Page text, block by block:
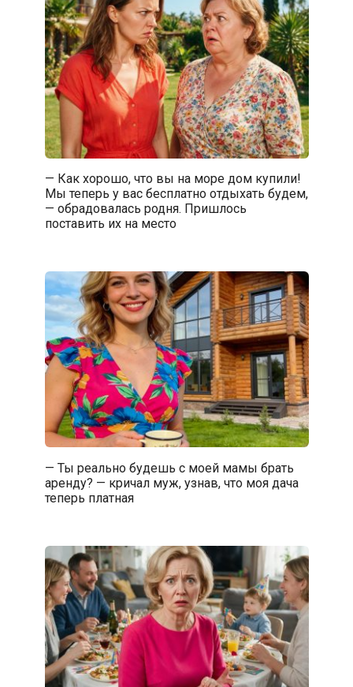
— Как хорошо, что вы на море дом купили!
Мы теперь у вас бесплатно отдыхать будем,
— обрадовалась родня. Пришлось
поставить их на место
— Ты реально будешь с моей мамы брать
аренду? — кричал муж, узнав, что моя дача
теперь платная